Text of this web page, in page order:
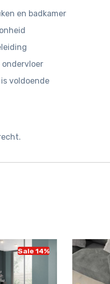
en badkamer
voldoende
Sale 14%